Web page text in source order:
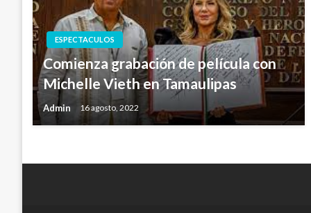
ESPECTACULOS
Comienza grabación de película con
Michelle Vieth en Tamaulipas
Admin 16 agosto, 2022